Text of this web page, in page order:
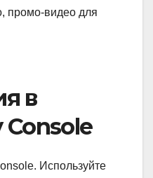
промо-видео для
в
Console
Используйте